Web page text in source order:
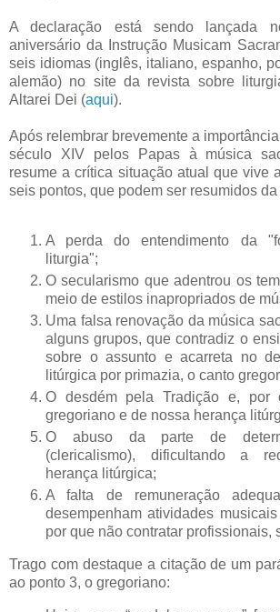
A declaração está sendo lançada
aniversário da Instrução Musicam
seis idiomas (inglês, italiano, espanho,
alemão) no site da revista sobre
Altarei Dei (aqui).
Após relembrar brevemente a
século XIV pelos Papas à música
resume a crítica situação atual que vive
seis pontos, que podem ser resumidos
A perda do entendimento da
liturgia";
O secularismo que adentrou os
meio de estilos inapropriados de
Uma falsa renovação da música
alguns grupos, que contradiz o
sobre o assunto e acarreta no
litúrgica por primazia, o canto
O desdém pela Tradição e, por
gregoriano e de nossa herança
O abuso da parte de
(clericalismo), dificultando a
herança litúrgica;
A falta de remuneração
desempenham atividades
por que não contratar profissionais,
Trago com destaque a citação de um
ao ponto 3, o gregoriano: